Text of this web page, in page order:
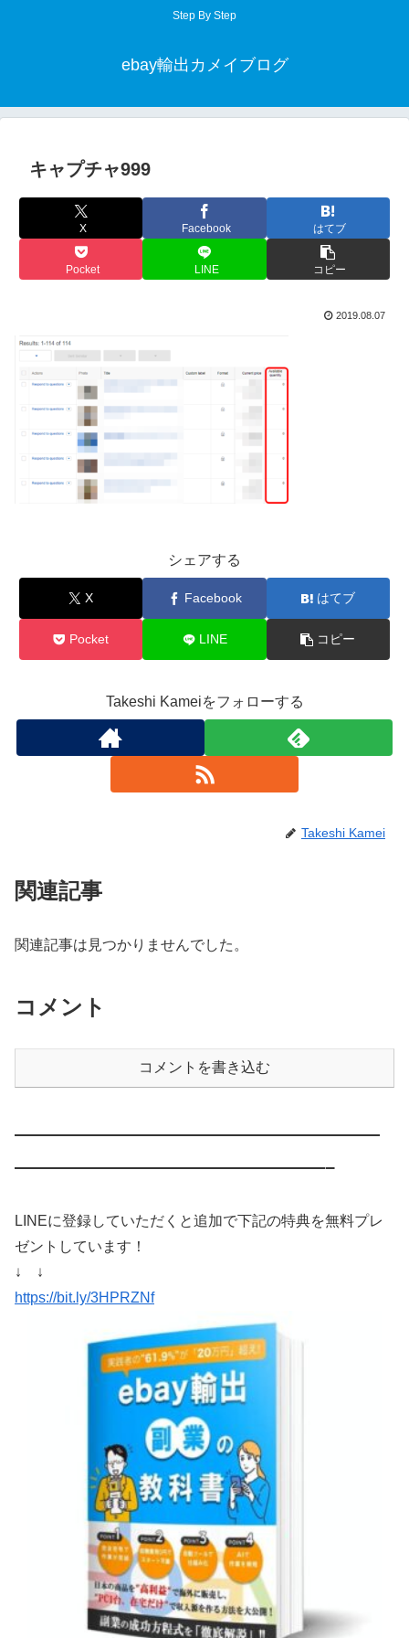
Step By Step
ebay輸出カメイブログ
キャプチャ999
X Facebook はてブ
Pocket LINE コピー
2019.08.07
シェアする
X Facebook はてブ
Pocket LINE コピー
Takeshi Kameiをフォローする
Takeshi Kamei
関連記事
関連記事は見つかりませんでした。
コメント
コメントを書き込む
————————————————————
—————————————————–
LINEに登録していただくと追加で下記の特典を無料プレ
ゼントしています！
↓ ↓
https://bit.ly/3HPRZNf